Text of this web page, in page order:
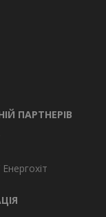
ПАРТНЕРІВ